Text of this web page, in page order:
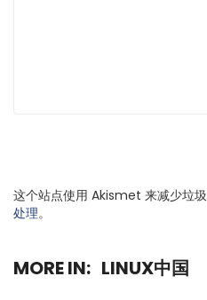
这个站点使用 Akismet 来减少垃圾
处理。
MORE IN: LINUX中国